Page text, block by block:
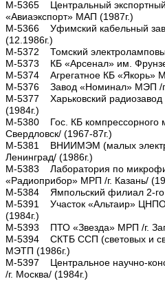
М-5365 Центральный
«Авиаэкспорт» МАП (1987г.)
М-5366 Уфимский кабельный
(12.1986г.)
М-5372 Томский
М-5373 КБ «Арсенал» им.
М-5374 Агрегатное КБ «Якорь»
М-5376 Завод «Номинал» МЭП /г.
М-5377 Харьковский
(1984г.)
М-5380 Гос. КБ компрессорного
Свердловск/ (1967-87г.)
М-5381 ВНИИМЭМ (малых
Ленинград/ (1986г.)
М-5383 Лаборатория по
«Радиоприбор» МРП /г. Казань/
М-5384 Ямпольский филиал 2-
М-5391 Участок «Альтаир»
(1984г.)
М-5393 ПТО «Звезда» МРП /г.
М-5394 СКТБ ССП (световых и
МЭТП (1986г.)
М-5397 Центральное научно-
/г. Москва/ (1984г.)